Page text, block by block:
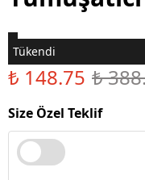
Tükendi
₺ 148.75 ₺
Size Özel Teklif